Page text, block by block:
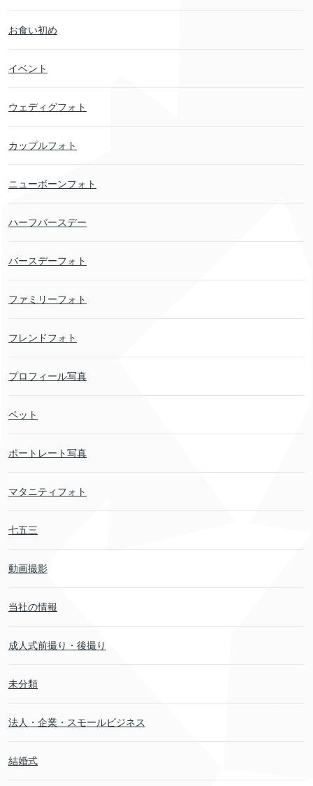
お食い初め
イベント
ウェディグフォト
カップルフォト
ニューボーンフォト
ハーフバースデー
バースデーフォト
ファミリーフォト
フレンドフォト
プロフィール写真
ペット
ポートレート写真
マタニティフォト
七五三
動画撮影
当社の情報
成人式前撮り・後撮り
未分類
法人・企業・スモールビジネス
結婚式